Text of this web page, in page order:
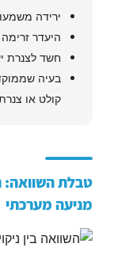
ירידה
היעדר
חשד לצנרת
בעיה
קולט או
טבלת השוואה:
מניעה מערכתי